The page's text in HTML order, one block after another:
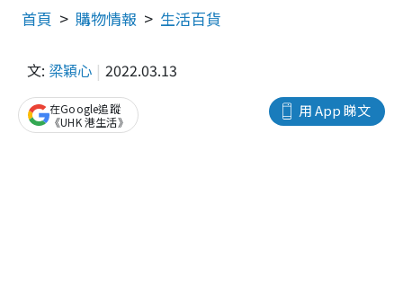
首頁 購物情報 生活百貨
文: 梁穎心 2022.03.13
用 App 睇文
在Google追蹤
《UHK 港生活》